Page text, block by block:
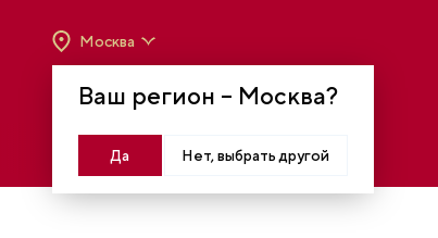
Ваш регион – Москва?
Да Нет, выбрать другой
Москва
МОСКВА, КРАСНОПРЕСНЕНСКАЯ НАБ., 14
Войти